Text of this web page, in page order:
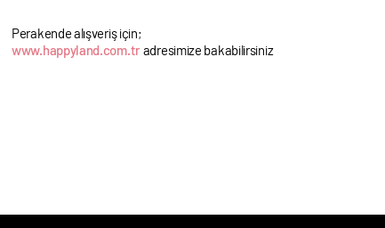
Perakende alışveriş için;
www.happyland.com.tradresimize bakabilirsiniz